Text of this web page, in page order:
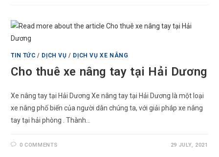
TIN TỨC / DỊCH VỤ / DỊCH VỤ XE NÂNG
Cho thuê xe nâng tay tại Hải Dương
Xe nâng tay tại Hải Dương Xe nâng tay tại Hải Dương là một loại
xe nâng phố biến của người dân chúng ta, với giải pháp xe nâng
tay tại hải phòng . Thành…
0 COMMENTS 29 JULY, 2021